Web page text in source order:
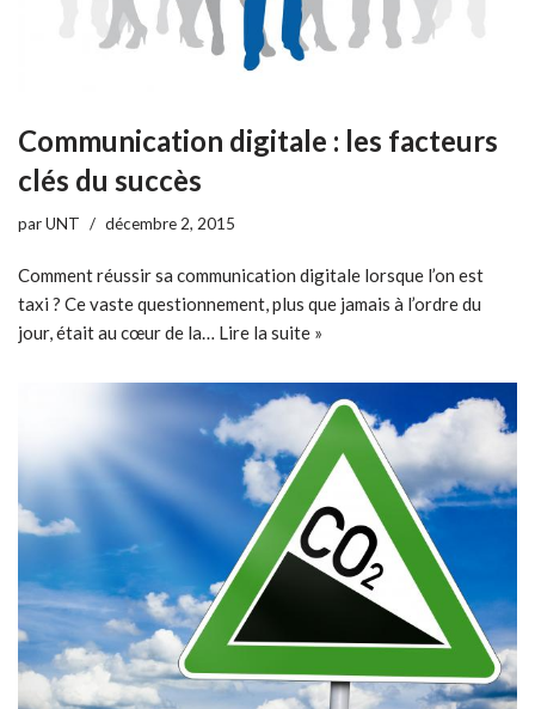
Communication digitale : les facteurs
clés du succès
parUNT décembre 2, 2015
Comment réussir sa communication digitale lorsque l’on est
taxi ? Ce vaste questionnement, plus que jamais à l’ordre du
jour, était au cœur de la… Lire la suite »